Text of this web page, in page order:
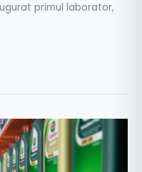
primul laborator,